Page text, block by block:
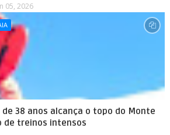
05, 2026
38 anos alcança o topo do Monte
de treinos intensos